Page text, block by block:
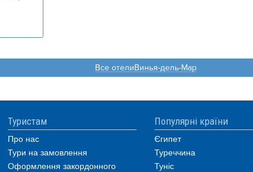
Все отелиВинья-дель-Мар
Туристам
Про нас
Тури на замовлення
Оформлення закордонного
Популярні країни
Єгипет
Туреччина
Туніс